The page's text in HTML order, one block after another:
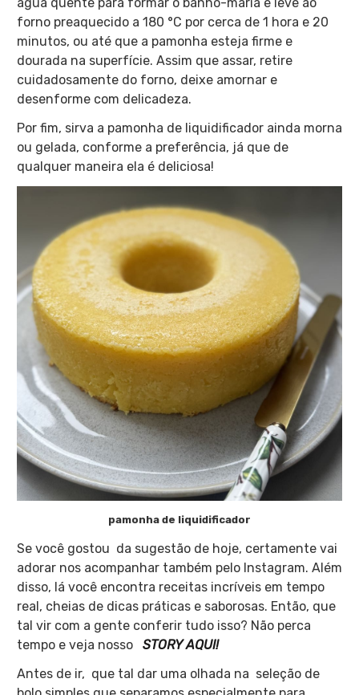
forno preaquecido a 180 °C por cerca de 1 hora e 20
minutos, ou até que a pamonha esteja firme e
dourada na superfície. Assim que assar, retire
cuidadosamente do forno, deixe amornar e
desenforme com delicadeza.
Por fim, sirva a pamonha de liquidificador ainda morna
ou gelada, conforme a preferência, já que de
qualquer maneira ela é deliciosa!
pamonha de liquidificador
Se você gostou da sugestão de hoje, certamente vai
adorar nos acompanhar também pelo Instagram. Além
disso, lá você encontra receitas incríveis em tempo
real, cheias de dicas práticas e saborosas. Então, que
tal vir com a gente conferir tudo isso? Não perca
tempo e veja nosso
STORY AQUI!
Antes de ir, que tal dar uma olhada na seleção de